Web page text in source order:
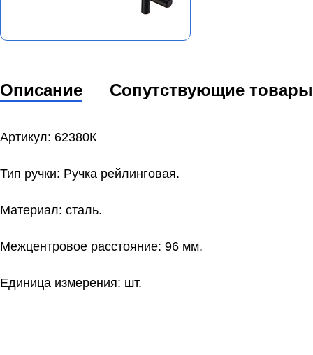
Описание Сопутствующие товары
Артикул: 62380К
Тип ручки: Ручка рейлинговая.
Материал: сталь.
Межцентровое расстояние: 96 мм.
Единица измерения: шт.